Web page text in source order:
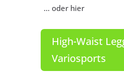
… oder hier
High-Waist
Variosports